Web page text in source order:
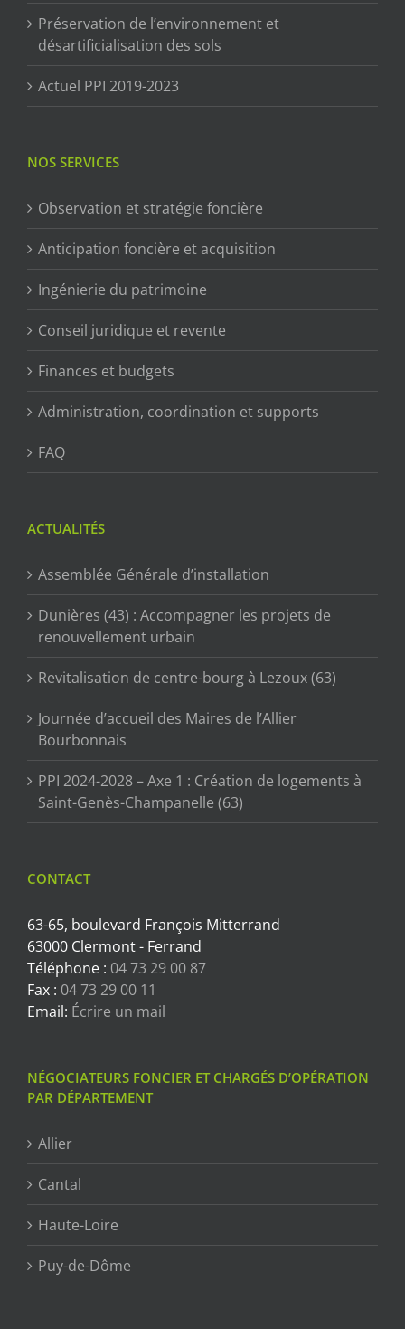
Préservation de l’environnement et
désartificialisation des sols
Actuel PPI 2019-2023
NOS SERVICES
Observation et stratégie foncière
Anticipation foncière et acquisition
Ingénierie du patrimoine
Conseil juridique et revente
Finances et budgets
Administration, coordination et supports
FAQ
ACTUALITÉS
Assemblée Générale d’installation
Dunières (43) : Accompagner les projets de
renouvellement urbain
Revitalisation de centre-bourg à Lezoux (63)
Journée d’accueil des Maires de l’Allier
Bourbonnais
PPI 2024-2028 – Axe 1 : Création de logements à
Saint-Genès-Champanelle (63)
CONTACT
63-65, boulevard François Mitterrand
63000 Clermont - Ferrand
Téléphone : 04 73 29 00 87
Fax : 04 73 29 00 11
Email: Écrire un mail
NÉGOCIATEURS FONCIER ET CHARGÉS D’OPÉRATION
PAR DÉPARTEMENT
Allier
Cantal
Haute-Loire
Puy-de-Dôme